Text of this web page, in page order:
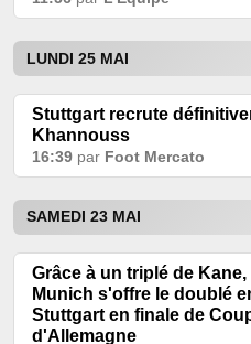
LUNDI 25 MAI
Stuttgart recrute
Khannouss
16:39 par Foot Mercato
SAMEDI 23 MAI
Grâce à un triplé de
Munich s'offre le doublé
Stuttgart en finale de
d'Allemagne